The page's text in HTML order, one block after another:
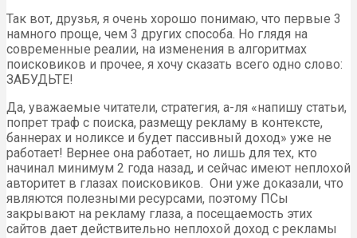
Так вот, друзья, я очень хорошо понимаю, что первые 3
намного проще, чем 3 других способа. Но глядя на
современные реалии, на изменения в алгоритмах
поисковиков и прочее, я хочу сказать всего одно слово:
ЗАБУДЬТЕ!
Да, уважаемые читатели, стратегия, а-ля «напишу статьи,
попрет траф с поиска, размещу рекламу в контексте,
баннерах и ноликсе и будет пассивный доход» уже не
работает! Вернее она работает, но лишь для тех, кто
начинал минимум 2 года назад, и сейчас имеют неплохой
авторитет в глазах поисковиков. Они уже доказали, что
являются полезными ресурсами, поэтому ПСы
закрывают на рекламу глаза, а посещаемость этих
сайтов дает действительно неплохой доход с рекламы